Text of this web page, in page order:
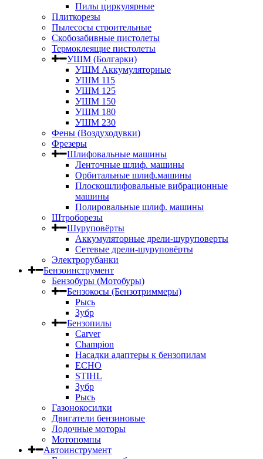
Пилы циркулярные
Плиткорезы
Пылесосы строительные
Скобозабивные пистолеты
Термоклеящие пистолеты
УШМ (Болгарки)
УШМ Аккумуляторные
УШМ 115
УШМ 125
УШМ 150
УШМ 180
УШМ 230
Фены (Воздуходувки)
Фрезеры
Шлифовальные машины
Ленточные шлиф. машины
Орбитальные шлиф.машины
Плоскошлифовальные вибрационные
машины
Полировальные шлиф. машины
Штроборезы
Шуруповёрты
Аккумуляторные дрели-шуруповерты
Сетевые дрели-шуруповёрты
Электрорубанки
Бензоинструмент
Бензобуры (Мотобуры)
Бензокосы (Бензотриммеры)
Рысь
Зубр
Бензопилы
Carver
Champion
Насадки адаптеры к бензопилам
ECHO
STIHL
Зубр
Рысь
Газонокосилки
Двигатели бензиновые
Лодочные моторы
Мотопомпы
Автоинструмент